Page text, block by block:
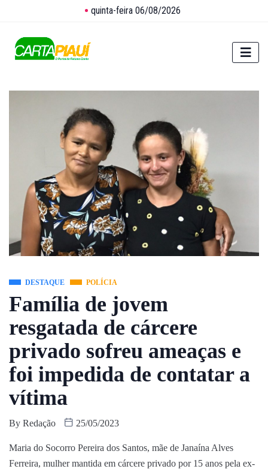
quinta-feira 06/08/2026
DESTAQUE POLÍCIA
Família de jovem
resgatada de cárcere
privado sofreu ameaças e
foi impedida de contatar a
vítima
By Redação 25/05/2023
Maria do Socorro Pereira dos Santos, mãe de Janaína Alves
Ferreira, mulher mantida em cárcere privado por 15 anos pela ex-